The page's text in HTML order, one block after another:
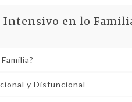
en lo
y Disfuncional